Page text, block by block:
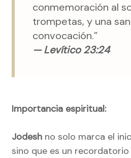
conmemoración al
trompetas, y una
convocación.”
— Levítico 23:24
Importancia espiritual:
Jodesh no solo marca el
sino que es un